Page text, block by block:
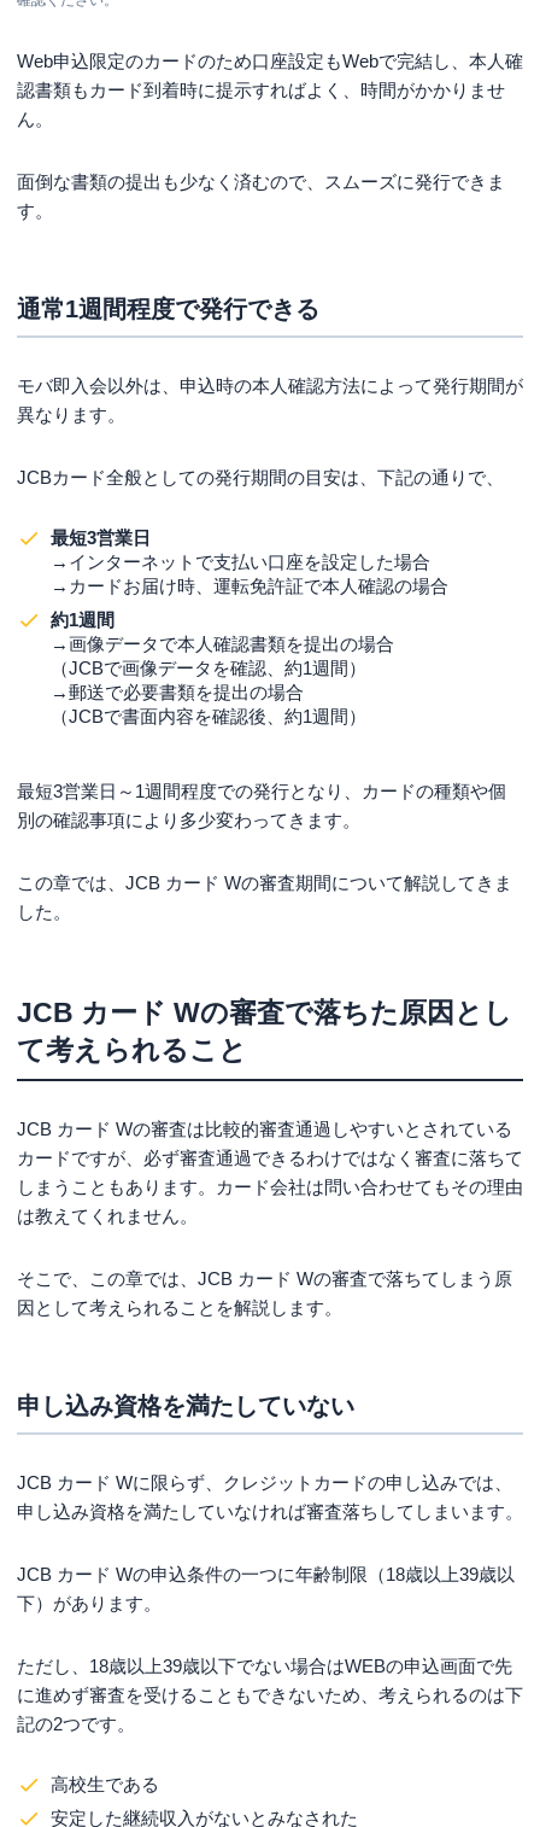
Web申込限定のカードのため口座設定もWebで完結し、本人確
認書類もカード到着時に提示すればよく、時間がかかりませ
ん。
面倒な書類の提出も少なく済むので、スムーズに発行できま
す。
通常1週間程度で発行できる
モバ即入会以外は、申込時の本人確認方法によって発行期間が
異なります。
JCBカード全般としての発行期間の目安は、下記の通りで、
最短3営業日
→インターネットで支払い口座を設定した場合
→カードお届け時、運転免許証で本人確認の場合
約1週間
→画像データで本人確認書類を提出の場合
（JCBで画像データを確認、約1週間）
→郵送で必要書類を提出の場合
（JCBで書面内容を確認後、約1週間）
最短3営業日～1週間程度での発行となり、カードの種類や個
別の確認事項により多少変わってきます。
この章では、JCB カード Wの審査期間について解説してきま
した。
JCB カード Wの審査で落ちた原因とし
て考えられること
JCB カード Wの審査は比較的審査通過しやすいとされている
カードですが、必ず審査通過できるわけではなく審査に落ちて
しまうこともあります。カード会社は問い合わせてもその理由
は教えてくれません。
そこで、この章では、JCB カード Wの審査で落ちてしまう原
因として考えられることを解説します。
申し込み資格を満たしていない
JCB カード Wに限らず、クレジットカードの申し込みでは、
申し込み資格を満たしていなければ審査落ちしてしまいます。
JCB カード Wの申込条件の一つに年齢制限（18歳以上39歳以
下）があります。
ただし、18歳以上39歳以下でない場合はWEBの申込画面で先
に進めず審査を受けることもできないため、考えられるのは下
記の2つです。
高校生である
安定した継続収入がないとみなされた